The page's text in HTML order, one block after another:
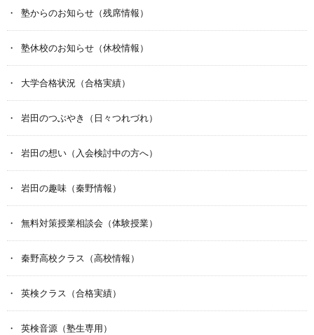
塾からのお知らせ（残席情報）
塾休校のお知らせ（休校情報）
大学合格状況（合格実績）
岩田のつぶやき（日々つれづれ）
岩田の想い（入会検討中の方へ）
岩田の趣味（秦野情報）
無料対策授業相談会（体験授業）
秦野高校クラス（高校情報）
英検クラス（合格実績）
英検音源（塾生専用）